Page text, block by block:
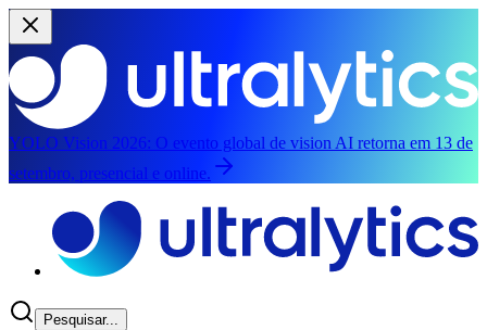
YOLO Vision 2026: O evento global de vision AI retorna em 13 de
setembro, presencial e online.
Pesquisar...